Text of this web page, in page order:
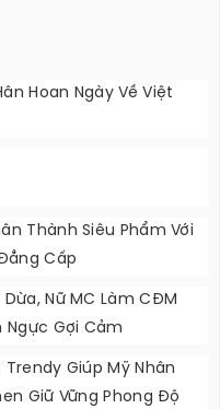
Hoan Ngày Về Việt
Thành Siêu Phẩm Với
Cấp
Nữ MC Làm CĐM
Ngực Gợi Cảm
Trendy Giúp Mỹ Nhân
Giữ Vững Phong Độ